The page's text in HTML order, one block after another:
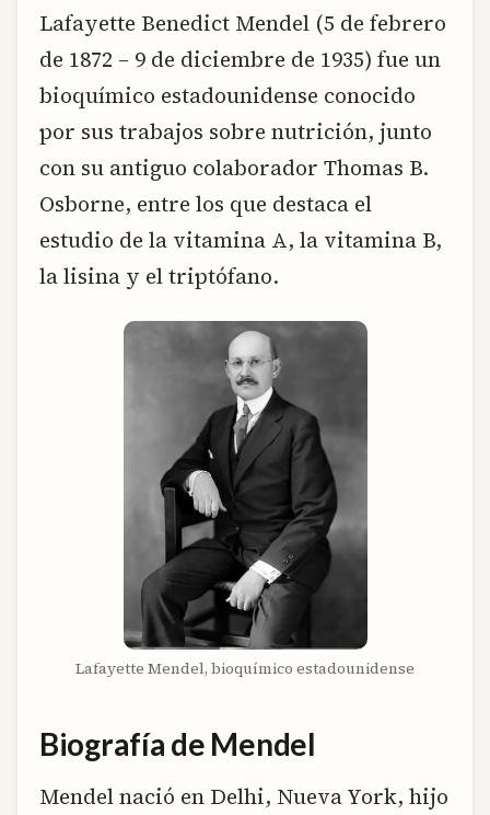
Lafayette Benedict Mendel (5 de febrero
de 1872 – 9 de diciembre de 1935) fue un
bioquímico estadounidense conocido
por sus trabajos sobre nutrición, junto
con su antiguo colaborador Thomas B.
Osborne, entre los que destaca el
estudio de la vitamina A, la vitamina B,
la lisina y el triptófano.
Lafayette Mendel, bioquímico estadounidense
Biografía de Mendel
Mendel nació en Delhi, Nueva York, hijo